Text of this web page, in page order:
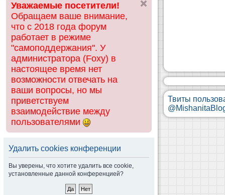
ск
Уважаемые посетители!
Обращаем ваше внимание,
что с 2018 года форум
работает в режиме
"самоподдержания". У
администратора (Foxy) в
настоящее время нет
возможности отвечать на
ваши вопросы, но мы
приветствуем
взаимодействие между
пользователями
Удалить cookies конференции
Вы уверены, что хотите удалить все cookie,
установленные данной конференцией?
Твиты